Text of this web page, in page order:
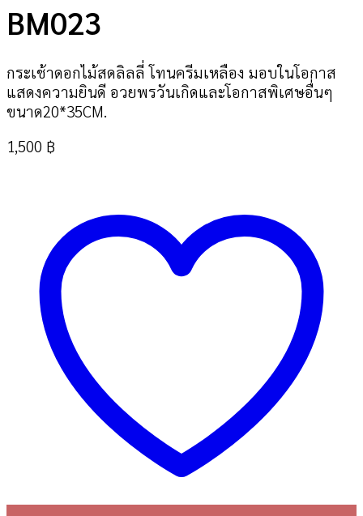
BM023
กระเช้าดอกไม้สดลิลลี่ โทนครีมเหลือง มอบในโอกาส
แสดงความยินดี อวยพรวันเกิดและโอกาสพิเศษอื่นๆ
ขนาด20*35CM.
1,500 ฿